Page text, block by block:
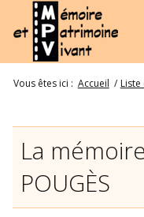
Vous êtes ici : Accueil /
La
POUGÈS